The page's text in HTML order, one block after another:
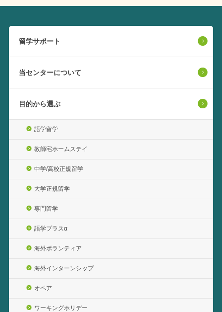
留学サポート
当センターについて
目的から選ぶ
語学留学
教師宅ホームステイ
中学/高校正規留学
大学正規留学
専門留学
語学プラスα
海外ボランティア
海外インターンシップ
オペア
ワーキングホリデー